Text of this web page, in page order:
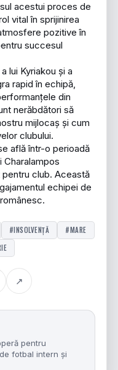
acestui proces de
vital în sprijinirea
pozitive în
succesul
lui Kyriakou și a
rapid în echipă,
din
nerăbdători să
mijlocaș și cum
clubului.
află într-o perioadă
Charalampos
club. Această
echipei de
#INSOLVENŢĂ
#MARE
↗
pentru
fotbal intern și